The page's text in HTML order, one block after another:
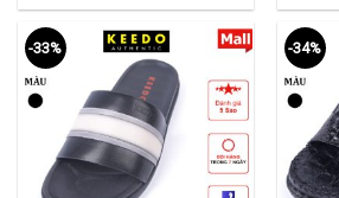
-33% -34%